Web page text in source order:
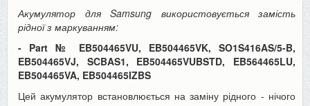
Акумулятор для Samsung використовується замість
рідної з маркуванням:
- Part №
EB504465VU, EB504465VK, SO1S416AS/5-B,
EB504465VJ, SCBAS1, EB504465VUBSTD, EB564465LU,
EB504465VA, EB504465IZBS
Цей акумулятор встановлюється на заміну рідного - нічого